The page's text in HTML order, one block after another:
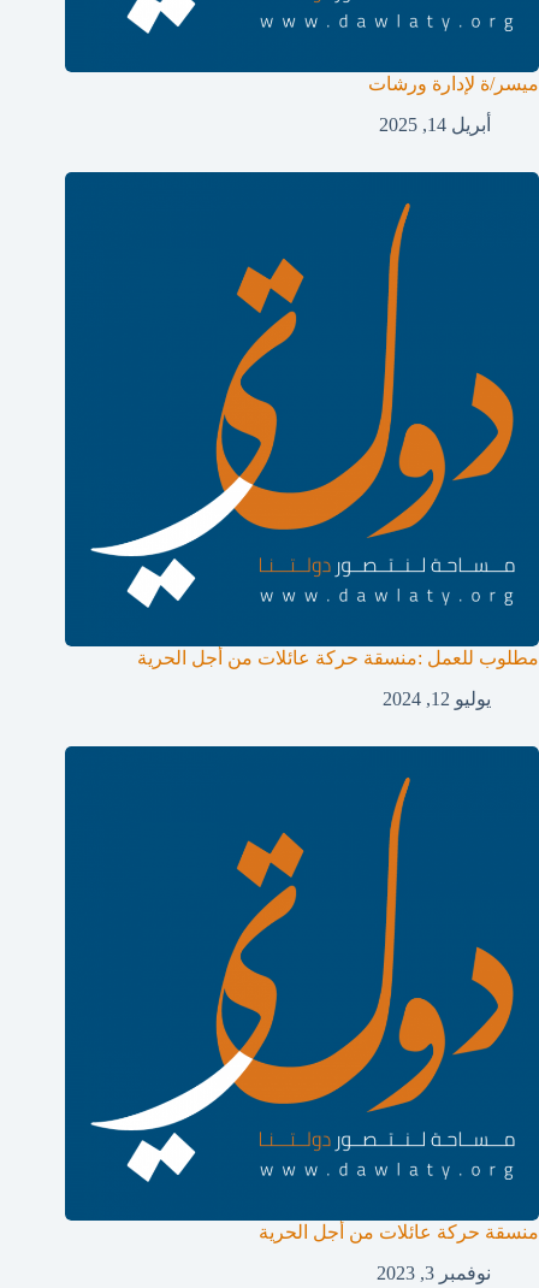
ميسر/ة لإدارة ورشات
أبريل 14, 2025
مطلوب للعمل :منسقة حركة عائلات من أجل الحرية
يوليو 12, 2024
منسقة حركة عائلات من أجل الحرية
نوفمبر 3, 2023